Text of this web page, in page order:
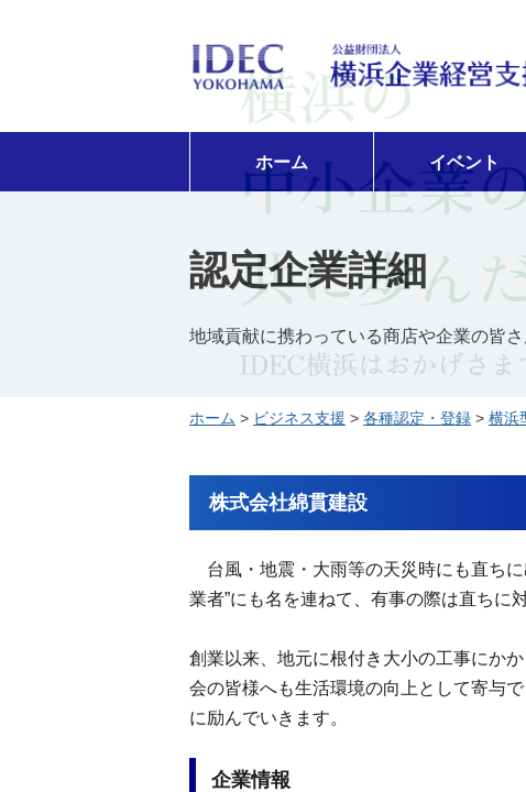
ホーム イベント
認定企業詳細
地域貢献に携わっている商店や企業の皆さ
ホーム > ビジネス支援 > 各種認定・登録 > 横浜
株式会社綿貫建設
台風・地震・大雨等の天災時にも直ち
業者”にも名を連ねて、有事の際は直ちに
創業以来、地元に根付き大小の工事にか
会の皆様へも生活環境の向上として寄与
に励んでいきます。
企業情報